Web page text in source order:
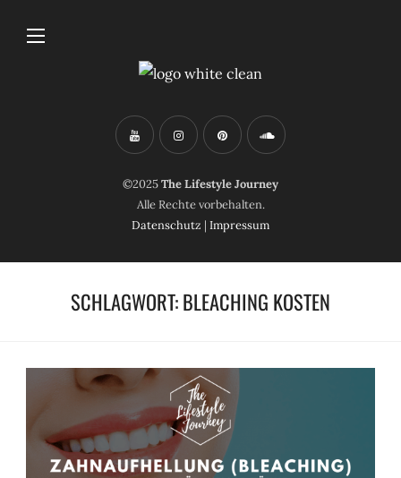
©2025The Lifestyle Journey
Alle Rechte vorbehalten.
Datenschutz | Impressum
SCHLAGWORT:BLEACHING KOSTEN